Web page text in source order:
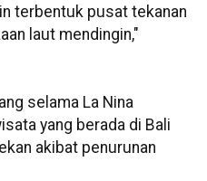
terbentuk pusat tekanan
laut mendingin,"
selama La Nina
yang berada di Bali
akibat penurunan